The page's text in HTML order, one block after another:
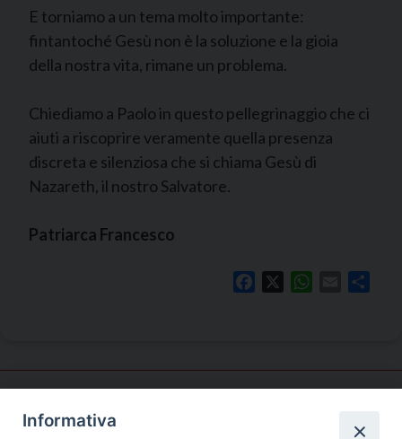
E torniamo a un tema molto importante:
fintantoché Gesù non è la soluzione e la gioia
della nostra vita, rimane un problema.
Chiediamo a Paolo in questo pellegrinaggio che ci
aiuti a riscoprire veramente quella presenza
discreta e silenziosa che si chiama Gesù di
Nazareth, il nostro Salvatore.
Patriarca Francesco
Facebook WhatsApp
Email
Informativa